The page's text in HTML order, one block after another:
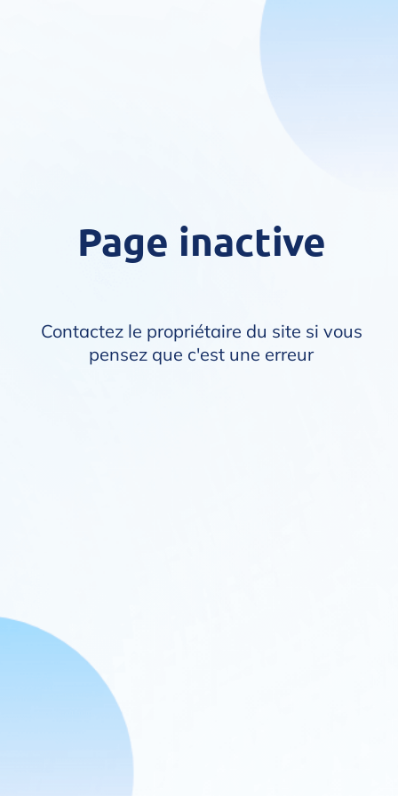
Page inactive
Contactez le propriétaire du site si vous
pensez que c'est une erreur